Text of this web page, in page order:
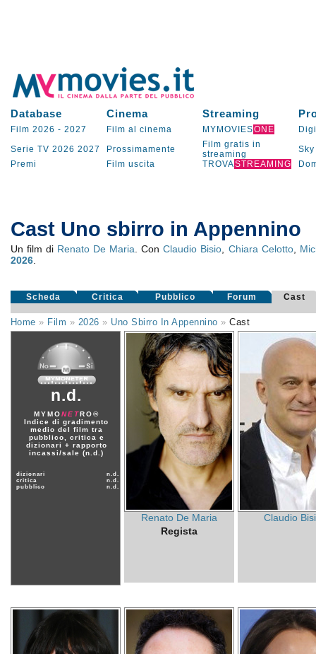
Database Cinema Streaming
Film 2026 - 2027 Film al cinema MYMOVIESONE
Serie TV 2026 2027 Prossimamente
Film gratis in
streaming
Sky
Premi
Film uscita TROVASTREAMING
Cast Uno sbirro in Appennino
Un film di Renato De Maria . ConClaudio Bisio Chiara Celotto,
2026.
Scheda Critica Pubblico Forum Cast
Home » Film » 2026 » Uno Sbirro In Appennino »Cast
n.d.
MYMONETRO®
Indice di gradimento
medio del film tra
pubblico, critica e
dizionari + rapporto
incassi/sale (n.d.)
dizionari
n.d.
critica
n.d.
pubblico
n.d.
Renato De Maria
Regista
Claudio